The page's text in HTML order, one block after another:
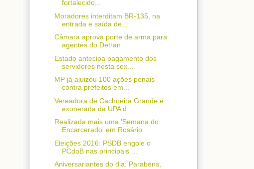
fortalecido...
Moradores interditam BR-135, na
entrada e saída de...
Câmara aprova porte de arma para
agentes do Detran
Estado antecipa pagamento dos
servidores nesta sex...
MP já ajuizou 100 ações penais
contra prefeitos em...
Vereadora de Cachoeira Grande é
exonerada da UPA d...
Realizada mais uma 'Semana do
Encarcerado' em Rosário
Eleições 2016: PSDB engole o
PCdoB nas principais ...
Aniversariantes do dia: Parabéns,